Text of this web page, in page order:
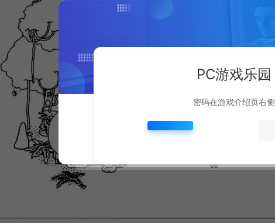
PC游戏乐园
密码在游戏介绍页右侧